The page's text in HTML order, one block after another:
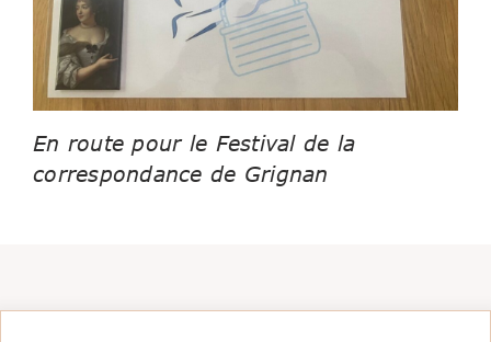
En route pour le Festival de la
correspondance de Grignan